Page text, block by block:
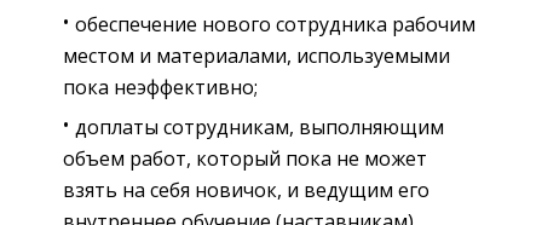
обеспечение нового сотрудника рабочим
местом и материалами, используемыми
пока неэффективно;
доплаты сотрудникам, выполняющим
объем работ, который пока не может
взять на себя новичок, и ведущим его